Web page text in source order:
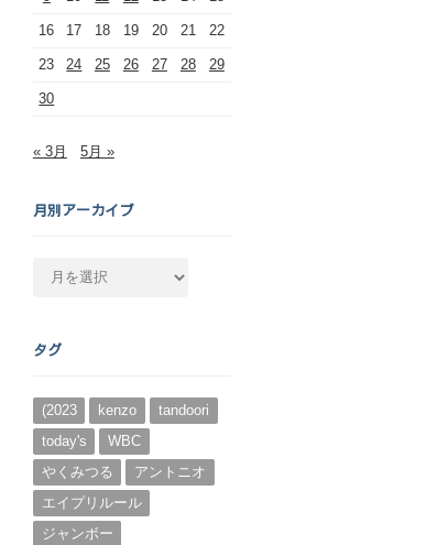
16 17 18 19 20 21 22
23 24 25 26 27 28 29
30
« 3月 5月 »
月別アーカイブ
カ
ブ
タグ
(2023 kenzo
tandoori
today's
WBC
やくみつる
アントニオ
エイプリルール
ジャンボー